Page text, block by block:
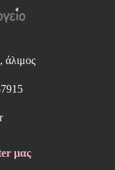
άλιμος
μας